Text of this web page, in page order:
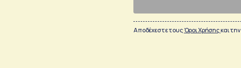
Αποδέχεστε τουςΌροι Χρήσηςκαι την